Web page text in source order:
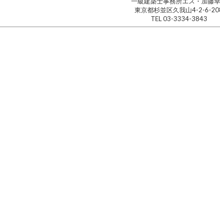
東京都杉並区久我山4-2-6-
TEL 03-3334-3843